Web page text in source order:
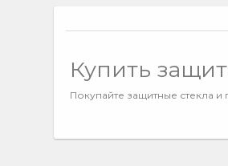
Купить
Покупайте защитные стекла